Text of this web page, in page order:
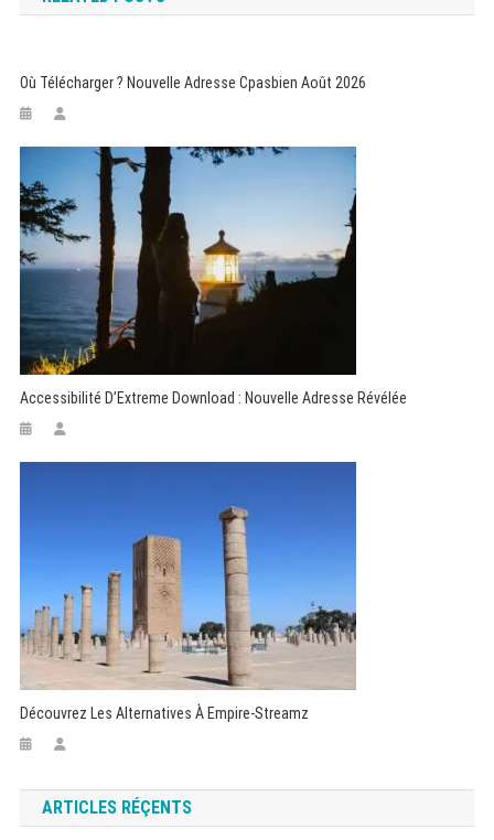
Où Télécharger ? Nouvelle Adresse Cpasbien Août 2026
Accessibilité D’Extreme Download : Nouvelle Adresse Révélée
Découvrez Les Alternatives À Empire-Streamz
ARTICLES RÉÇENTS